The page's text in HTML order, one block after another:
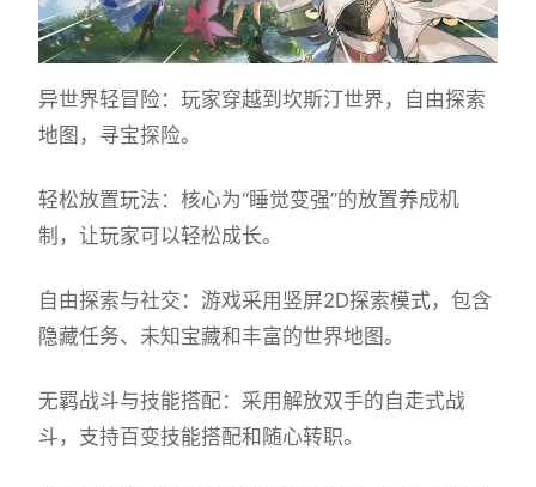
异世界轻冒险：玩家穿越到坎斯汀世界，自由探索
地图，寻宝探险。
轻松放置玩法：核心为“睡觉变强”的放置养成机
制，让玩家可以轻松成长。
自由探索与社交：游戏采用竖屏2D探索模式，包含
隐藏任务、未知宝藏和丰富的世界地图。
无羁战斗与技能搭配：采用解放双手的自走式战
斗，支持百变技能搭配和随心转职。